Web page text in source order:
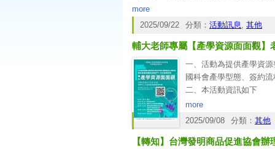
說明：
一、各校辦理產學合作時應依「國家
二、為落實營業秘密管理措施，貴校
領(如附件)簽訂保密協定。
more
2025/09/22
分類： 活動訊息, 其他
輔大老師專屬【產學資源面面觀】
一、活動為提供產學資
國科會產學型態、簽約
二、本活動資訊如下
(一)時間：10/15(三
(二)地點：產學中心大會
(四)特別適合：新進教師
more
2025/09/08
分類： 其他
【轉知】台灣發明商品促進協會